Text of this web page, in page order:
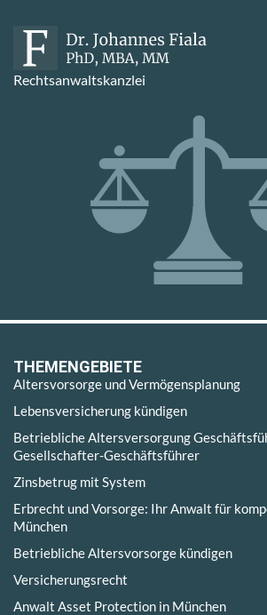
Rechtsanwaltskanzlei
THEMENGEBIETE
Altersvorsorge und Vermögensplanung
Lebensversicherung kündigen
Betriebliche Altersversorgung
Gesellschafter-Geschäftsführer
Zinsbetrug mit System
Erbrecht und Vorsorge: Ihr Anwalt für
München
Betriebliche Altersvorsorge kündigen
Versicherungsrecht
Anwalt Asset Protection in München